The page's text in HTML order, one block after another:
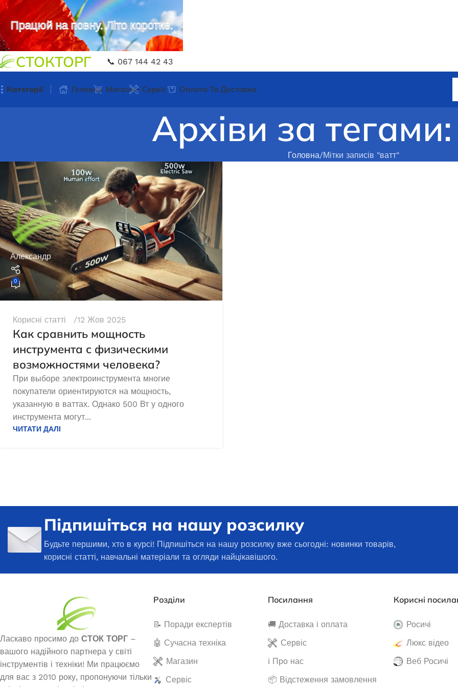
СТОКТОРГ 📞 067 144 42 43
Категорії
Генератор бензиновий EDON ED-
13000 PRO
Немає в наявності
Генератор бензиновий EDON VC
Дизельний генератор Edon DPG-
7500
Головна Магазин Сервіс Оплата Та Доставка
Архіви за
Головна Мітки записів "ватт"
Александр
0
Корисні статті 12 Жов 2025
Как сравнить мощность
инструмента с физическими
возможностями человека?
При выборе электроинструмента многие
покупатели ориентируются на мощность,
указанную в ваттах. Однако 500 Вт у одного
инструмента могут...
ЧИТАТИ ДАЛІ
Підпишіться на нашу розсилку
Будьте першими, хто в курсі! Підпишіться на нашу розсилку вже сьогодні: новинки товарів,
корисні статті, навчальні матеріали та огляди найцікавішого.
Ласкаво просимо до СТОК ТОРГ –
вашого надійного партнера у світі
інструментів і техніки! Ми працюємо
для вас з 2010 року, пропонуючи тільки
Розділи
📝 Поради експертів
🤖 Сучасна техніка
Магазин
Сервіс
Посилання
🚚 Доставка і оплата
Сервіс
ℹ️ Про нас
📦 Відстеження замовлення
Корисні
Росичі
Люкс відео
Веб Росичі
Працюй на повну. Літо коротке.